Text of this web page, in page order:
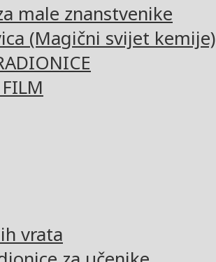
male znanstvenike
(Magični svijet kemije)
vrata